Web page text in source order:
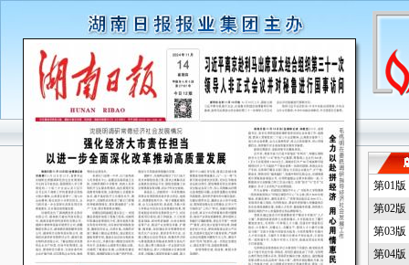
第01
第02
第03
第04